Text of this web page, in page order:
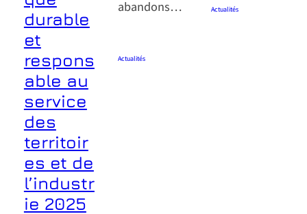
durable
et
respons
able au
service
des
territoir
es et de
l’industr
ie 2025
abandons…
Actualités
Actualités